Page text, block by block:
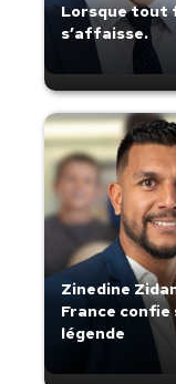
Lorsque tout
s’affaisse.
Zinedine
France confie
légende